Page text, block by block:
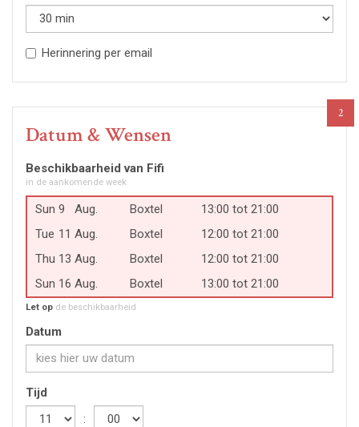
Herinnering per email
2
Datum & Wensen
Beschikbaarheid van Fifi
in de aankomende week
Sun 9 Aug. Boxtel
13:00 tot 21:00
Tue 11 Aug. Boxtel
12:00 tot 21:00
Thu 13 Aug. Boxtel
12:00 tot 21:00
Sun 16 Aug. Boxtel 13:00 tot 21:00
Let op de beschikbaarheid
Datum
Tijd
Hour
: